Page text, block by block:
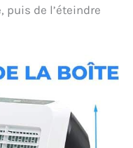
puis de l’éteindre